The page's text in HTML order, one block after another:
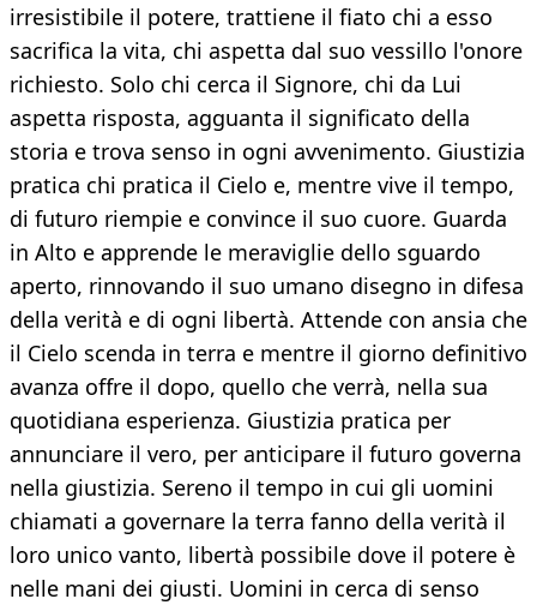
irresistibile il potere, trattiene il fiato chi a esso
sacrifica la vita, chi aspetta dal suo vessillo l'onore
richiesto. Solo chi cerca il Signore, chi da Lui
aspetta risposta, agguanta il significato della
storia e trova senso in ogni avvenimento. Giustizia
pratica chi pratica il Cielo e, mentre vive il tempo,
di futuro riempie e convince il suo cuore. Guarda
in Alto e apprende le meraviglie dello sguardo
aperto, rinnovando il suo umano disegno in difesa
della verità e di ogni libertà. Attende con ansia che
il Cielo scenda in terra e mentre il giorno definitivo
avanza offre il dopo, quello che verrà, nella sua
quotidiana esperienza. Giustizia pratica per
annunciare il vero, per anticipare il futuro governa
nella giustizia. Sereno il tempo in cui gli uomini
chiamati a governare la terra fanno della verità il
loro unico vanto, libertà possibile dove il potere è
nelle mani dei giusti. Uomini in cerca di senso